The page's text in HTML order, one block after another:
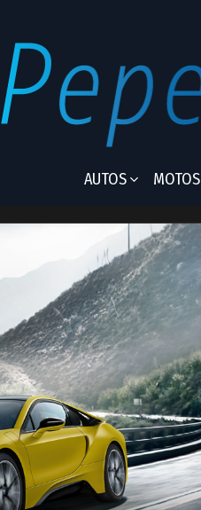
AUTOS MOTOS